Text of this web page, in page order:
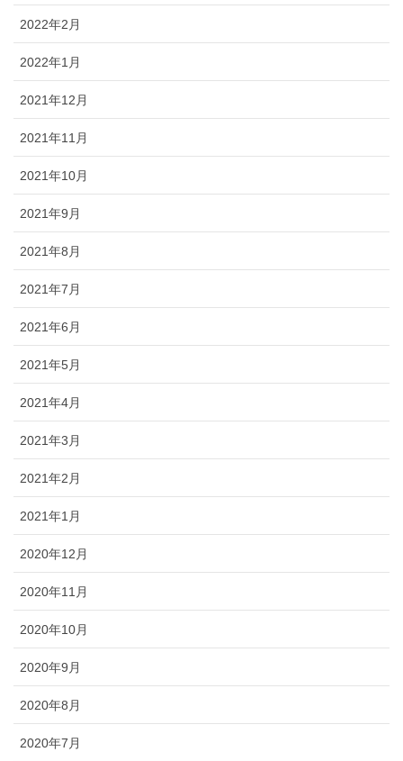
2022年2月
2022年1月
2021年12月
2021年11月
2021年10月
2021年9月
2021年8月
2021年7月
2021年6月
2021年5月
2021年4月
2021年3月
2021年2月
2021年1月
2020年12月
2020年11月
2020年10月
2020年9月
2020年8月
2020年7月